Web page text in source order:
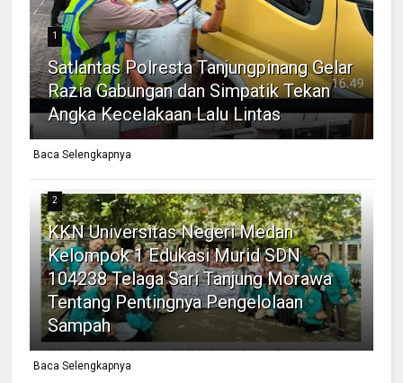
1
Satlantas Polresta Tanjungpinang Gelar
Razia Gabungan dan Simpatik Tekan
Angka Kecelakaan Lalu Lintas
Baca Selengkapnya
2
KKN Universitas Negeri Medan
Kelompok 1 Edukasi Murid SDN
104238 Telaga Sari Tanjung Morawa
Tentang Pentingnya Pengelolaan
Sampah
Baca Selengkapnya